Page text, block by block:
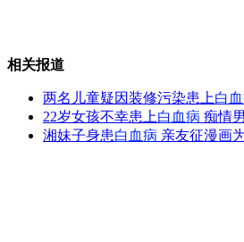
朝"少女时代"MV曝光 超短裙亮
相关报道
两名儿童疑因装修污染患上白
22岁女孩不幸患上白血病 痴情
湘妹子身患白血病 亲友征漫画